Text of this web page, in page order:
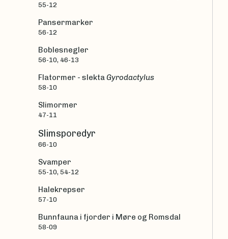
55-12
Pansermarker
56-12
Boblesnegler
56-10, 46-13
Flatormer - slektaGyrodactylus
58-10
Slimormer
47-11
Slimsporedyr
66-10
Svamper
55-10, 54-12
Halekrepser
57-10
Bunnfauna i fjorder i Møre og Romsdal
58-09